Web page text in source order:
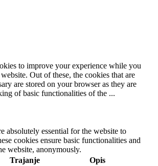
to improve your experience while you
Out of these, the cookies that are
are stored on your browser as they are
of basic functionalities of the ...
absolutely essential for the website to
cookies ensure basic functionalities and
website, anonymously.
Trajanje Opis